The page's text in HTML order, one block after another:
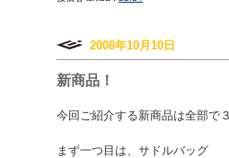
2008年10月10日
新商品！
今回ご紹介する新商品は全部で
まず一つ目は、サドルバッグ